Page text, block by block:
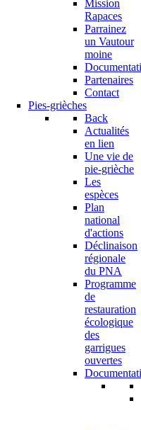
Mission
Rapaces
Parrainez
un Vautour
moine
Partenaires
Contact
Pies-grièches
Back
Actualités
en lien
Une vie de
pie-grièche
Les
espèces
Plan
national
d'actions
Déclinaison
régionale
du PNA
Programme
de
restauration
écologique
des
garrigues
ouvertes